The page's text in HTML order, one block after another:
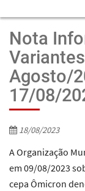
Nota
Agosto/
17/08/
18/08/2023
A Organização
em 09/08/2023
cepa Ômicron